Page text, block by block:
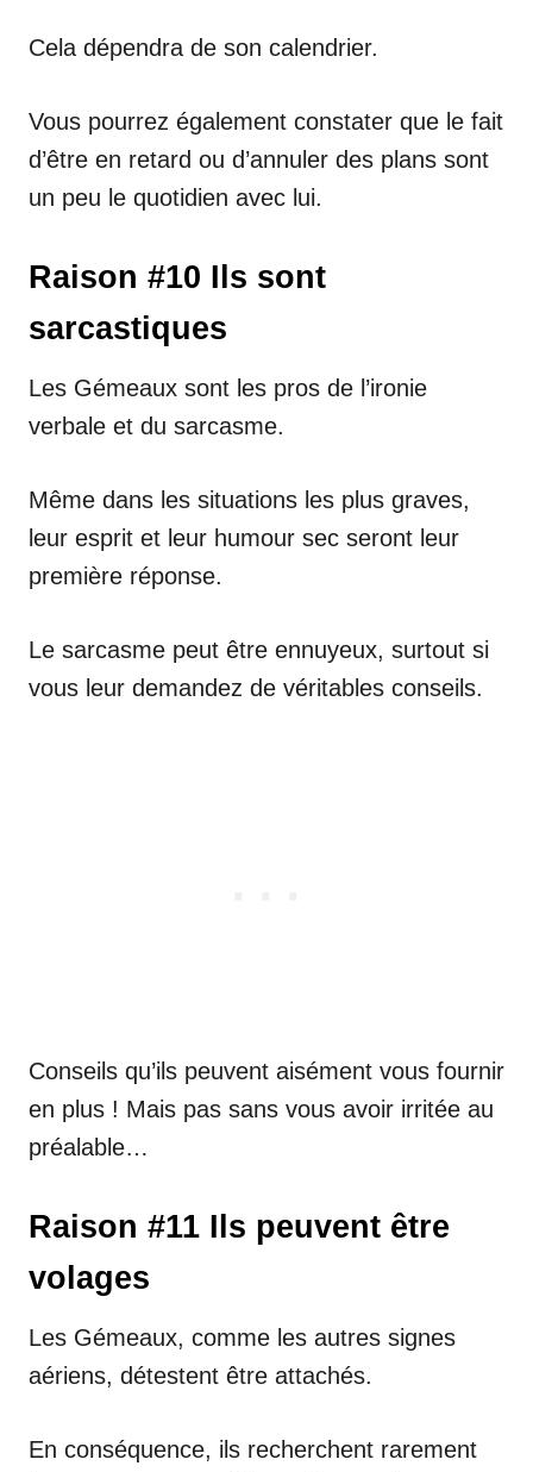
Cela dépendra de son calendrier.
Vous pourrez également constater que le fait
d’être en retard ou d’annuler des plans sont
un peu le quotidien avec lui.
Raison #10 Ils sont
sarcastiques
Les Gémeaux sont les pros de l’ironie
verbale et du sarcasme.
Même dans les situations les plus graves,
leur esprit et leur humour sec seront leur
première réponse.
Le sarcasme peut être ennuyeux, surtout si
vous leur demandez de véritables conseils.
Conseils qu’ils peuvent aisément vous fournir
en plus ! Mais pas sans vous avoir irritée au
préalable…
Raison #11 Ils peuvent être
volages
Les Gémeaux, comme les autres signes
aériens, détestent être attachés.
En conséquence, ils recherchent rarement